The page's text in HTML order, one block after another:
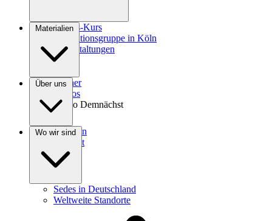
Gnosis-Kurs
Meditationsgruppe in Köln
Veranstaltungen
Materialien
Bücher
Videos
Audio Demnächst
Über uns
Spenden
Kontakt
Wo wir sind
Sedes in Deutschland
Weltweite Standorte